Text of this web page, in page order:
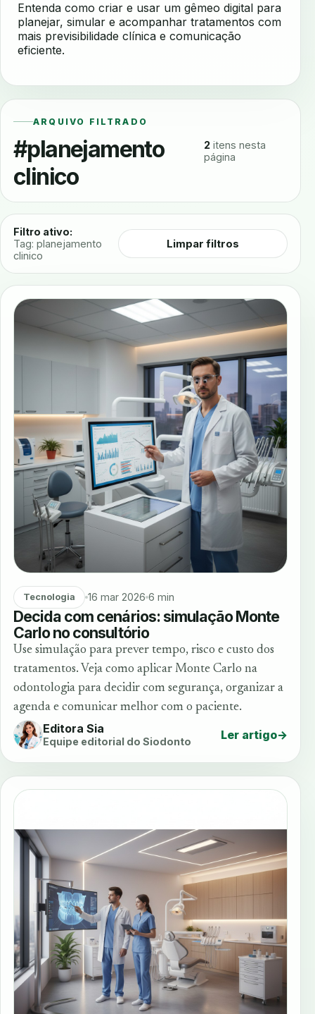
Entenda como criar e usar um gêmeo digital para
planejar, simular e acompanhar tratamentos com
mais previsibilidade clínica e comunicação
eficiente.
ARQUIVO FILTRADO
#planejamento
clinico
2 itens nesta
página
Filtro ativo:
Tag: planejamento
clinico
Limpar filtros
Tecnologia 16 mar 2026 6 min
Decida com cenários: simulação Monte
Carlo no consultório
Use simulação para prever tempo, risco e custo dos
tratamentos. Veja como aplicar Monte Carlo na
odontologia para decidir com segurança, organizar a
agenda e comunicar melhor com o paciente.
Editora Sia
Equipe editorial do Siodonto Ler artigo→